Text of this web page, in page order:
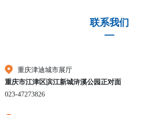
联系我们
重庆津迪城市展厅
重庆市江津区滨江新城浒溪公园正对面
023-47273826